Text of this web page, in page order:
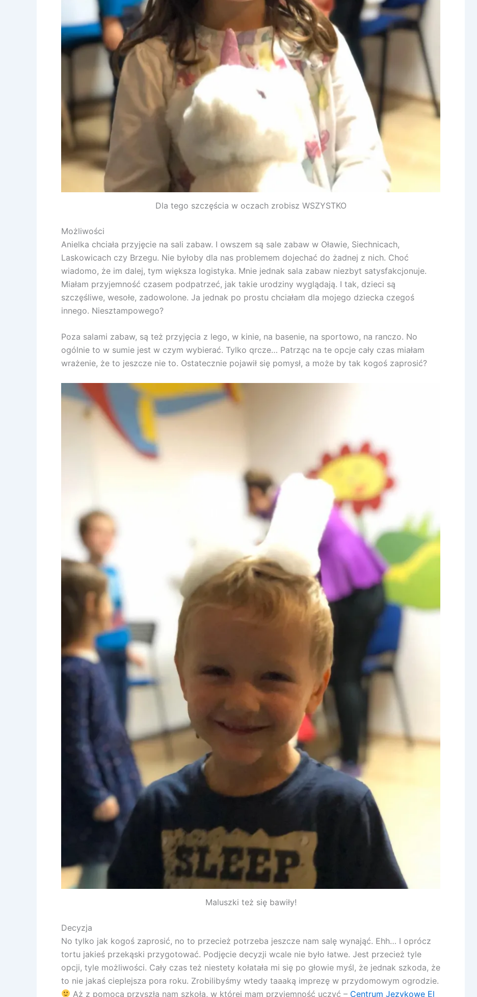
Dla tego szczęścia w oczach zrobisz WSZYSTKO
Możliwości
Anielka chciała przyjęcie na sali zabaw. I owszem są sale zabaw w Oławie, Siechnicach,
Laskowicach czy Brzegu. Nie byłoby dla nas problemem dojechać do żadnej z nich. Choć
wiadomo, że im dalej, tym większa logistyka. Mnie jednak sala zabaw niezbyt satysfakcjonuje.
Miałam przyjemność czasem podpatrzeć, jak takie urodziny wyglądają. I tak, dzieci są
szczęśliwe, wesołe, zadowolone. Ja jednak po prostu chciałam dla mojego dziecka czegoś
innego. Niesztampowego?
Poza salami zabaw, są też przyjęcia z lego, w kinie, na basenie, na sportowo, na ranczo. No
ogólnie to w sumie jest w czym wybierać. Tylko qrcze… Patrząc na te opcje cały czas miałam
wrażenie, że to jeszcze nie to. Ostatecznie pojawił się pomysł, a może by tak kogoś zaprosić?
Maluszki też się bawiły!
Decyzja
No tylko jak kogoś zaprosić, no to przecież potrzeba jeszcze nam salę wynająć. Ehh… I oprócz
tortu jakieś przekąski przygotować. Podjęcie decyzji wcale nie było łatwe. Jest przecież tyle
opcji, tyle możliwości. Cały czas też niestety kołatała mi się po głowie myśl, że jednak szkoda, że
to nie jakaś cieplejsza pora roku. Zrobilibyśmy wtedy taaaką imprezę w przydomowym ogrodzie.
Aż z pomocą przyszła nam szkoła, w której mam przyjemność uczyć – Centrum Językowe El